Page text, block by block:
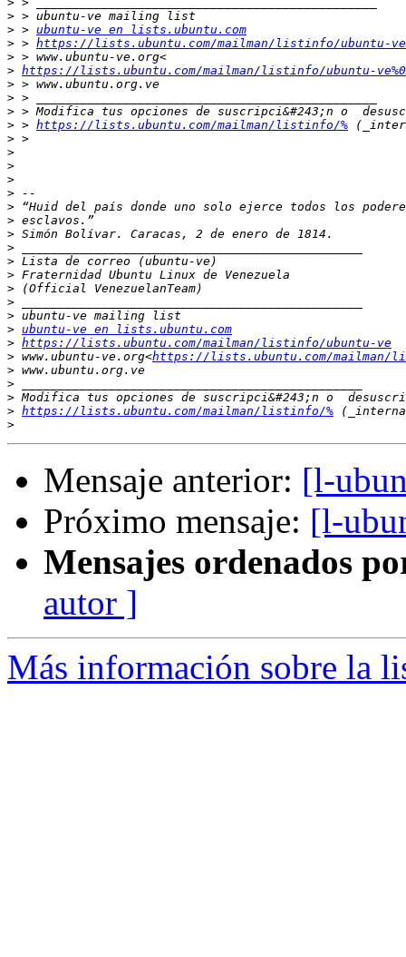
>
> > ubuntu-ve en lists.ubuntu.com
> > https://lists.ubuntu.com/mailman/listinfo/ubuntu-ve
>
> https://lists.ubuntu.com/mailman/listinfo/ubuntu-
>
>
>
> > https://lists.ubuntu.com/mailman/listinfo/%
>
>
>
>
>
>
>
>
>
>
>
>
>
>
> ubuntu-ve en lists.ubuntu.com
> https://lists.ubuntu.com/mailman/listinfo/ubuntu-ve
> www.ubuntu-ve.org<https://lists.ubuntu.com/mailman/
>
>
>
> https://lists.ubuntu.com/mailman/listinfo/%
>
Mensaje anterior: [l-
Próximo mensaje: [l-
Mensajes ordenados
autor ]
Más información sobre la